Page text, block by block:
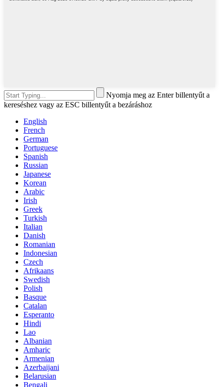
Nyomja meg az Enter billentyűt a
kereséshez vagy az ESC billentyűt a bezáráshoz
English
French
German
Portuguese
Spanish
Russian
Japanese
Korean
Arabic
Irish
Greek
Turkish
Italian
Danish
Romanian
Indonesian
Czech
Afrikaans
Swedish
Polish
Basque
Catalan
Esperanto
Hindi
Lao
Albanian
Amharic
Armenian
Azerbaijani
Belarusian
Bengali